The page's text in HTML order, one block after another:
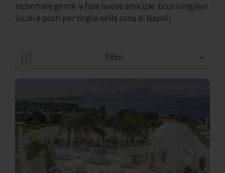
incontrare gente e fare nuove amicizie. Ecco i migliori
locali e posti per single nella zona di Napoli.
Filtri